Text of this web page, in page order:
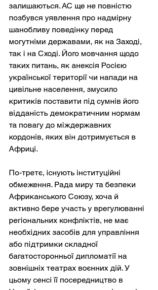
залишаються. АС ще не повністю
позбувся уявлення про надмірну
шанобливу поведінку перед
могутніми державами, як на Заході,
так і на Сході. Його мовчання щодо
таких питань, як анексія Росією
української території чи напади на
цивільне населення, змусило
критиків поставити під сумнів його
відданість демократичним нормам
та повагу до міждержавних
кордонів, яких він дотримується в
Африці.
По-третє, існують інституційні
обмеження. Рада миру та безпеки
Африканського Союзу, хоча й
активно бере участь у врегулюванні
регіональних конфліктів, не має
необхідних засобів для управління
або підтримки складної
багатосторонньої дипломатії на
зовнішніх театрах воєнних дій. У
цьому сенсі її посередництво в